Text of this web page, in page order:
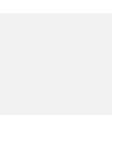
век
век
век